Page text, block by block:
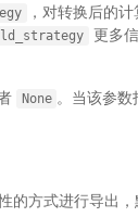
，对转换后的
更多
None 。当该参数
的方式进行导出，